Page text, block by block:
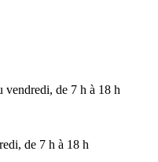
vendredi, de 7 h à 18 h
de 7 h à 18 h